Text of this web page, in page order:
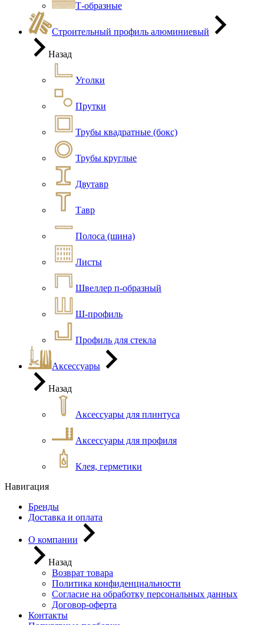
Т-образные
Строительный профиль алюминиевый
Назад
Уголки
Прутки
Трубы квадратные (бокс)
Трубы круглые
Двутавр
Тавр
Полоса (шина)
Листы
Швеллер п-образный
Ш-профиль
Профиль для стекла
Аксессуары
Назад
Аксессуары для плинтуса
Аксессуары для профиля
Клея, герметики
Навигация
Бренды
Доставка и оплата
О компании
Назад
Возврат товара
Политика конфиденциальности
Согласие на обработку персональных данных
Договор-оферта
Контакты